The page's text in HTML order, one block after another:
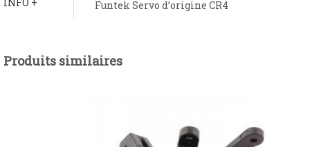
Funtek Servo d’origine CR4
Produits similaires